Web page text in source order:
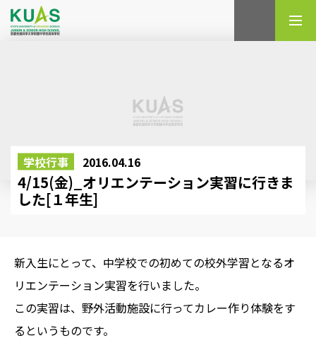
学校行事 2016.04.16
4/15(金)_オリエンテーション実習に行きま
した[１年生]
新入生にとって、中学校での初めての校外学習となるオ
リエンテーション実習を行いました。
この実習は、野外活動施設に行ってカレー作り体験をす
るというものです。